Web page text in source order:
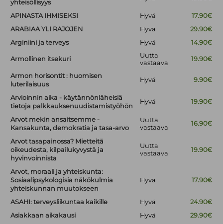
yhteisöllisyys
APINASTA IHMISEKSI Hyvä
17.90€
ARABIAA YLI RAJOJEN
Hyvä
29.90€
Arginiini ja terveys
Hyvä 14.90€
Armollinen itsekuri
Uutta
vastaava
19.90€
Armon horisontit : huomisen
luterilaisuus
Hyvä 9.90€
Arvioinnin aika - käytännönläheisiä
tietoja palkkauksenuudistamistyöhön
Hyvä 19.90€
Arvot mekin ansaitsemme -
Kansakunta, demokratia ja tasa-arvo
Uutta
vastaava
16.90€
Arvot tasapainossa? Mietteitä
oikeudesta, kilpailukyvystä ja
hyvinvoinnista
Uutta
vastaava
19.90€
Arvot, moraali ja yhteiskunta:
Sosiaalipsykologisia näkökulmia
yhteiskunnan muutokseen
Hyvä 17.90€
ASAHI: terveysliikuntaa kaikille Hyvä
24.90€
Asiakkaan aikakausi
Hyvä
29.90€